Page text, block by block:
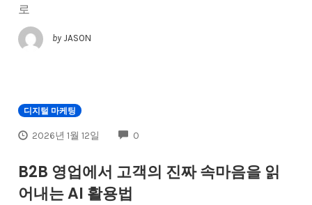
로
by JASON
디지털 마케팅
2026년 1월 12일 0
B2B 영업에서 고객의 진짜 속마음을 읽
어내는 AI 활용법